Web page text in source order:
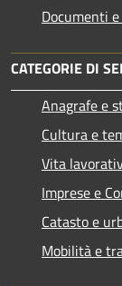
Documenti
CATEGORIE DI
Anagrafe e
Cultura e
Vita
Imprese e
Catasto e
Mobilità e